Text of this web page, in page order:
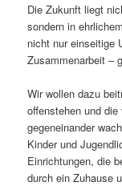
Die Zukunft liegt
sondern in
nicht nur einseitige
Zusammenarbeit –
Wir wollen dazu
offenstehen und
gegeneinander
Kinder und
Einrichtungen, die
durch ein Zuhause